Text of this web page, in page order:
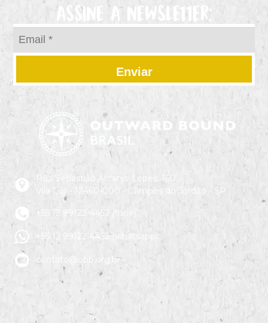
ASSINE A NEWSLETTER:
Enviar
Rua Sebastião Arcanjo Lopes, 160
Vila Loli - 12460-000 - Campos do Jordão - SP
+55 12 99122-4452 (fone)
+55 12 99122-4452 (whatsapp)
contato@obb.org.br